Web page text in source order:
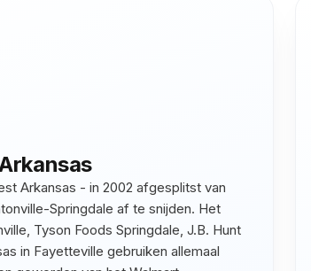
Arkansas - in 2002 afgesplitst van
Springdale af te snijden. Het
Tyson Foods Springdale, J.B. Hunt
in Fayetteville gebruiken allemaal